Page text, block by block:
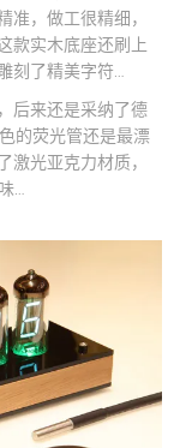
，做工很精细，
款实木底座还刷上
刻了精美字符…
后来还是采纳了德
的荧光管还是最漂
光亚克力材质，
…